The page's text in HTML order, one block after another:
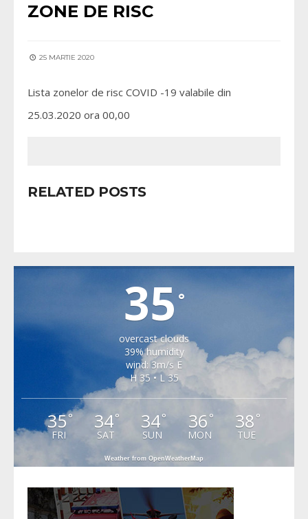
ZONE DE RISC
25 MARTIE 2020
Lista zonelor de risc COVID -19 valabile din
25.03.2020 ora 00,00
RELATED POSTS
35 °
overcast clouds
39% humidity
wind: 3m/s E
H 35 • L 35
35°
FRI
34°
SAT
34°
SUN
36 °
MON
38 °
TUE
Weather from OpenWeatherMap